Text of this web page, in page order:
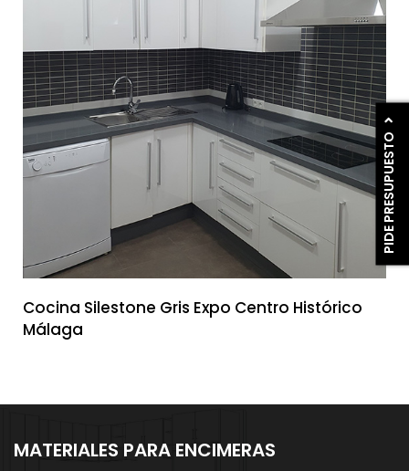
Cocina Silestone Gris Expo Centro Histórico
Málaga
MATERIALES PARA ENCIMERAS
PIDE PRESUPUESTO